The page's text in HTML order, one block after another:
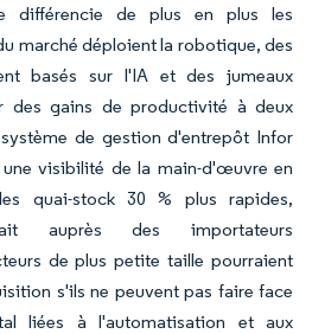
différencie de plus en plus les
marché déploient la robotique, des
basés sur l'IA et des jumeaux
des gains de productivité à deux
de gestion d'entrepôt Infor
visibilité de la main-d'œuvre en
quai-stock 30 % plus rapides,
auprès des importateurs
de plus petite taille pourraient
s'ils ne peuvent pas faire face
liées à l'automatisation et aux